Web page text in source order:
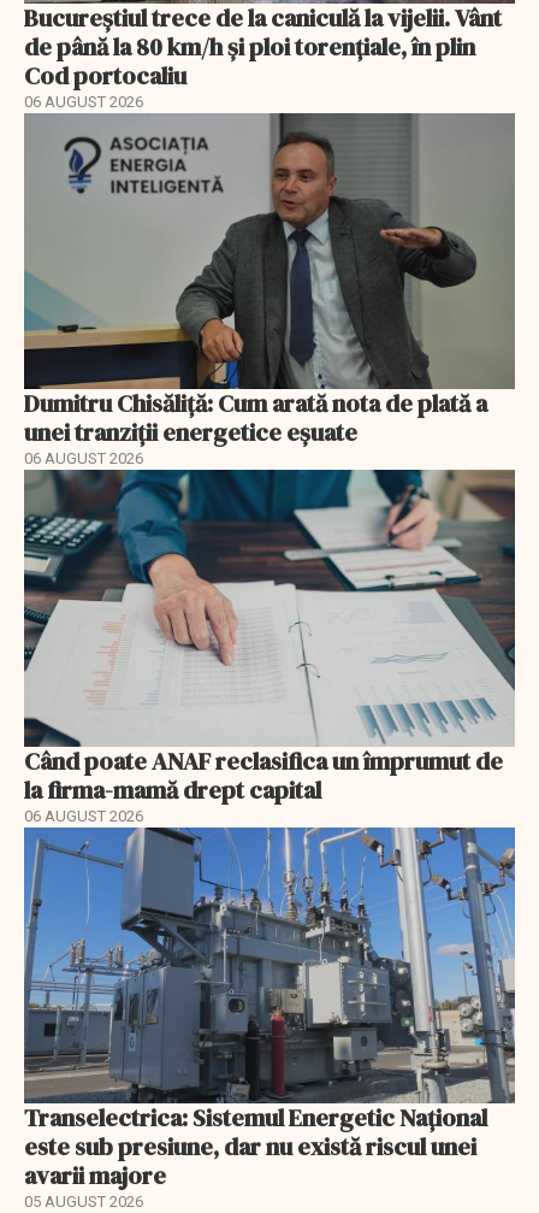
Bucureștiul trece de la caniculă la vijelii. Vânt
de până la 80 km/h și ploi torențiale, în plin
Cod portocaliu
06 AUGUST 2026
Dumitru Chisăliță: Cum arată nota de plată a
unei tranziții energetice eșuate
06 AUGUST 2026
Când poate ANAF reclasifica un împrumut de
la firma-mamă drept capital
06 AUGUST 2026
Transelectrica: Sistemul Energetic Național
este sub presiune, dar nu există riscul unei
avarii majore
05 AUGUST 2026